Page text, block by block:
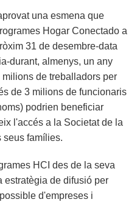
una esmena que
Hogar Conectado a
31 de desembre-data
durant, almenys, un any
de treballadors per
de 3 milions de funcionaris
podrien beneficiar
l'accés a la Societat de la
seus famílies.
HCI des de la seva
estratègia de difusió per
d'empreses i